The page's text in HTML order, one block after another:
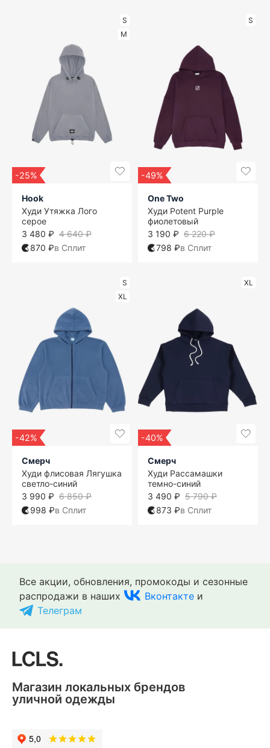
S
M
-25%
Hook
Худи Утяжка Лого
серое
4 640 ₽
3 480 ₽
870 ₽в Сплит
S
-49%
One Two
Худи Potent Purple
фиолетовый
6 220 ₽
3 190 ₽
798 ₽в Сплит
S
XL
-42%
Смерч
Худи флисовая Лягушка
светло-синий
6 850 ₽
3 990 ₽
998 ₽в Сплит
XL
-40%
Смерч
Худи Рассамашки
темно-синий
5 790 ₽
3 490 ₽
873 ₽в Сплит
Все акции, обновления, промокоды и сезонные
распродажи в наших
Вконтакте и
Телеграм
Магазин локальных брендов
уличной одежды